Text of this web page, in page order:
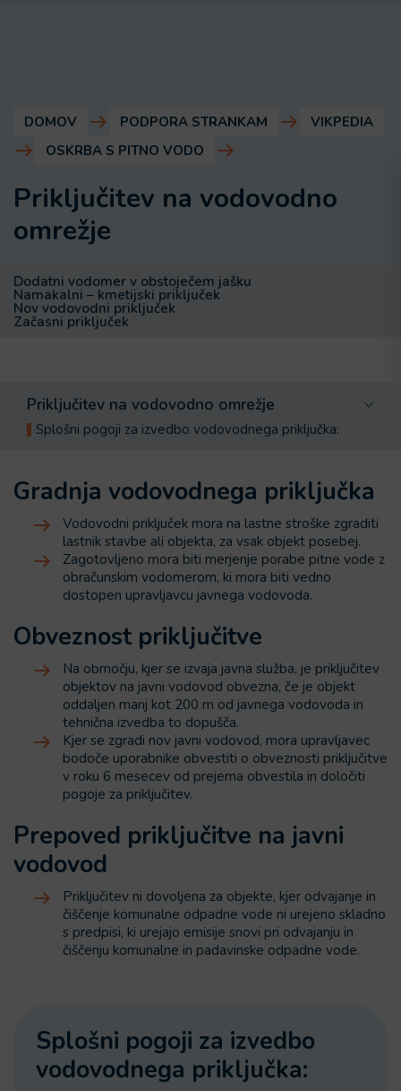
DOMOV PODPORA STRANKAM
VIKPEDIA
OSKRBA S PITNO VODO
Priključitev na vodovodno
omrežje
Dodatni vodomer v obstoječem jašku
Namakalni – kmetijski priključek
Nov vodovodni priključek
Začasni priključek
Priključitev na vodovodno omrežje
Splošni pogoji za izvedbo vodovodnega priključka:
Gradnja vodovodnega priključka
Vodovodni priključek mora na lastne stroške zgraditi
lastnik stavbe ali objekta, za vsak objekt posebej.
Zagotovljeno mora biti merjenje porabe pitne vode z
obračunskim vodomerom, ki mora biti vedno
dostopen upravljavcu javnega vodovoda.
Obveznost priključitve
Na območju, kjer se izvaja javna služba, je priključitev
objektov na javni vodovod obvezna, če je objekt
oddaljen manj kot 200 m od javnega vodovoda in
tehnična izvedba to dopušča.
Kjer se zgradi nov javni vodovod, mora upravljavec
bodoče uporabnike obvestiti o obveznosti priključitve
v roku 6 mesecev od prejema obvestila in določiti
pogoje za priključitev.
Prepoved priključitve na javni
vodovod
Priključitev ni dovoljena za objekte, kjer odvajanje in
čiščenje komunalne odpadne vode ni urejeno skladno
s predpisi, ki urejajo emisije snovi pri odvajanju in
čiščenju komunalne in padavinske odpadne vode.
Splošni pogoji za izvedbo
vodovodnega priključka: